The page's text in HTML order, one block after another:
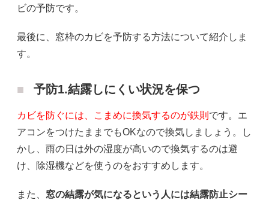
ビの予防です。
最後に、窓枠のカビを予防する方法について紹介しま
す。
予防1.結露しにくい状況を保つ
カビを防ぐには、こまめに換気するのが鉄則 です。エ
アコンをつけたままでもOKなので換気しましょう。し
かし、雨の日は外の湿度が高いので換気するのは避
け、除湿機などを使うのをおすすめします。
また、 窓の結露が気になるという人には結露防止シー